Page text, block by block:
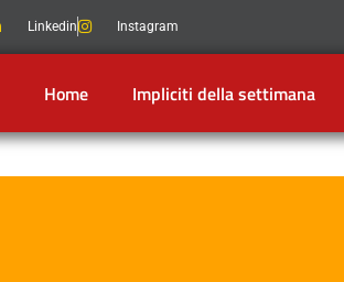
Linkedin Instagram
Home Impliciti della settimana